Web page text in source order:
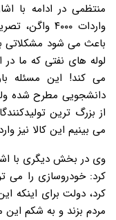
منتظمی در ادامه با
واردات ۴۰۰۰
باعث می شود مشکلاتی
لوله های نفتی که ما
می کند! این مسئله
دانشجویی مطرح شده
از بزرگ ترین
می بینیم این کالا نیز
وی در بخش دیگری با
کرد: خودروسازی را می
کرد، دولت برای اینکه
مردم بزند و به شکم این